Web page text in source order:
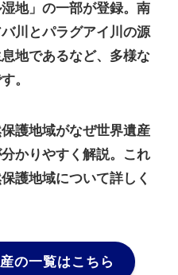
地」の一部が登録。南
川とパラグアイ川の源
地であるなど、多様な
。
護地域がなぜ世界遺産
かりやすく解説。これ
護地域について詳しく
の一覧はこちら